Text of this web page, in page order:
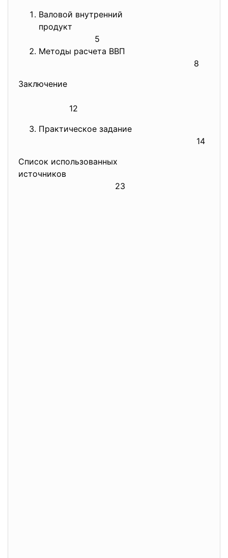
Валовой внутренний
продукт
5
Методы расчета ВВП
8
Заключение
12
Практическое задание
14
Список использованных
источников
23